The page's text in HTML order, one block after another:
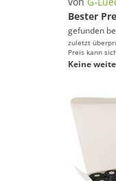
Bester
gefunden
zuletzt
Preis kann
Keine